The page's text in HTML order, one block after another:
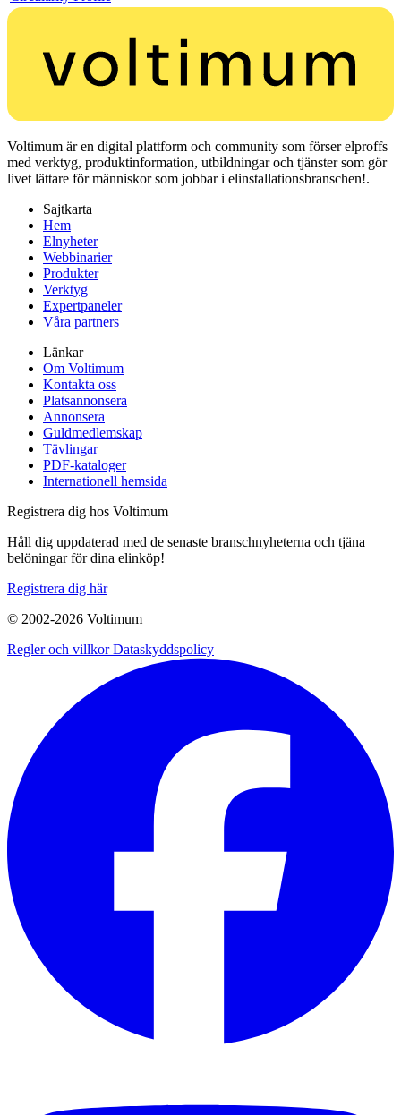
Voltimum är en digital plattform och community som förser elproffs
med verktyg, produktinformation, utbildningar och tjänster som gör
livet lättare för människor som jobbar i elinstallationsbranschen!.
Sajtkarta
Hem
Elnyheter
Webbinarier
Produkter
Verktyg
Expertpaneler
Våra partners
Länkar
Om Voltimum
Kontakta oss
Platsannonsera
Annonsera
Guldmedlemskap
Tävlingar
PDF-kataloger
Internationell hemsida
Registrera dig hos Voltimum
Håll dig uppdaterad med de senaste branschnyheterna och tjäna
belöningar för dina elinköp!
Registrera dig här
© 2002-2026 Voltimum
Regler och villkorDataskyddspolicy